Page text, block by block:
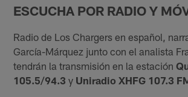
ESCUCHA POR RADIO Y
Radio de Los Chargers en español,
García-Márquez junto con el analista
tendrán la transmisión en la estación
105.5/94.3 y Uniradio XHFG 107.3